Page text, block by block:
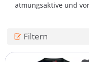
atmungsaktive und
Filtern